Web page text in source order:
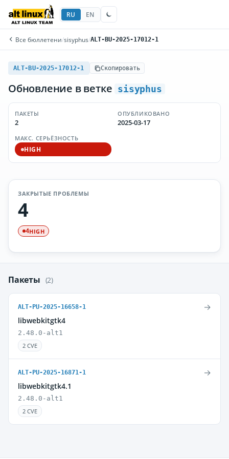
RU EN
Все бюллетени/sisyphus/ALT-BU-2025-17012-1
ALT-BU-2025-17012-1 Скопировать
Обновление в ветке sisyphus
ПАКЕТЫ
2
ОПУБЛИКОВАНО
2025-03-17
МАКС. СЕРЬЁЗНОСТЬ
HIGH
ЗАКРЫТЫЕ ПРОБЛЕМЫ
4
4HIGH
Пакеты (2)
ALT-PU-2025-16658-1
libwebkitgtk4
2.48.0-alt1
2 CVE
→
ALT-PU-2025-16871-1
libwebkitgtk4.1
2.48.0-alt1
2 CVE
→